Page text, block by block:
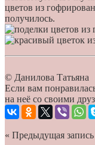
цветов из
получилось.
© Данилова Татьяна
Если вам
на неё со своими
« Предыдущая запись